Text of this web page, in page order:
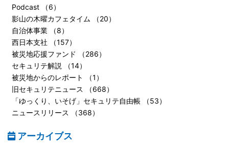
Podcast （6）
影山の木曜カフェタイム （20）
自治体事業 （8）
西日本支社 （157）
被災地応援ファンド （286）
セキュリテ解説 （14）
被災地からのレポート （1）
旧セキュリテニュース （668）
「ゆっくり、いそげ」セキュリテ自由帳 （53）
ニュースリリース （368）
アーカイブス